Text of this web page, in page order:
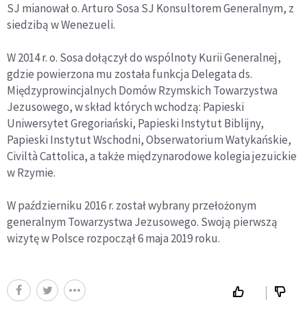
SJ mianował o. Arturo Sosa SJ Konsultorem Generalnym, z
siedzibą w Wenezueli.
W 2014 r. o. Sosa dołączył do wspólnoty Kurii Generalnej,
gdzie powierzona mu została funkcja Delegata ds.
Międzyprowincjalnych Domów Rzymskich Towarzystwa
Jezusowego, w skład których wchodzą: Papieski
Uniwersytet Gregoriański, Papieski Instytut Biblijny,
Papieski Instytut Wschodni, Obserwatorium Watykańskie,
Civiltà Cattolica, a także międzynarodowe kolegia jezuickie
w Rzymie.
W październiku 2016 r. został wybrany przełożonym
generalnym Towarzystwa Jezusowego. Swoją pierwszą
wizytę w Polsce rozpoczął 6 maja 2019 roku.